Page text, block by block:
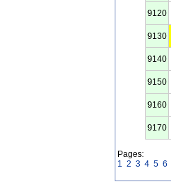
9120
9130
9140
9150
9160
9170
Pages:
1 2 3 4 5 6